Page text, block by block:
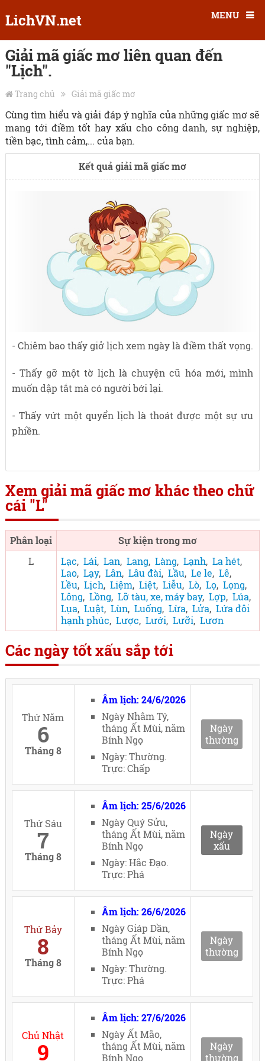
LichVN.net MENU
Giải mã giấc mơ liên quan đến
"Lịch".
Trang chủ Giải mã giấc mơ
Cùng tìm hiểu và giải đáp ý nghĩa của những giấc mơ sẽ
mang tới điềm tốt hay xấu cho công danh, sự nghiệp,
tiền bạc, tình cảm,... của bạn.
Kết quả giải mã giấc mơ
- Chiêm bao thấy giở lịch xem ngày là điềm thất vọng.
- Thấy gỡ một tờ lịch là chuyện cũ hóa mới, mình
muốn dập tắt mà có người bới lại.
- Thấy vứt một quyển lịch là thoát được một sự ưu
phiền.
Xem giải mã giấc mơ khác theo chữ
cái "L"
Phân loại
Sự kiện trong mơ
L
Lạc, Lái, Lan, Lang, Làng, Lạnh, La hét,
Lao, Lạy, Lân, Lâu đài, Lầu, Le le, Lê,
Lều, Lịch, Liệm, Liệt, Liễu, Lò, Lọ, Lọng,
Lông, Lồng, Lỡ tàu, xe, máy bay, Lợp, Lúa,
Lụa, Luật, Lùn, Luống, Lừa, Lửa, Lứa đôi
hạnh phúc, Lược, Lưới, Lưỡi, Lươn
Các ngày tốt xấu sắp tới
Thứ Năm
6
Tháng 8
Âm lịch: 24/6/2026
Ngày Nhâm Tý,
tháng Ất Mùi, năm
Bính Ngọ
Ngày: Thường.
Trực: Chấp
Ngày
thường
Thứ Sáu
7
Tháng 8
Âm lịch: 25/6/2026
Ngày Quý Sửu,
tháng Ất Mùi, năm
Bính Ngọ
Ngày: Hắc Đạo.
Trực: Phá
Ngày
xấu
Thứ Bảy
8
Tháng 8
Âm lịch: 26/6/2026
Ngày Giáp Dần,
tháng Ất Mùi, năm
Bính Ngọ
Ngày: Thường.
Trực: Phá
Ngày
thường
Chủ Nhật
9
Âm lịch: 27/6/2026
Ngày Ất Mão,
tháng Ất Mùi, năm
Bính Ngọ
Ngày
thường